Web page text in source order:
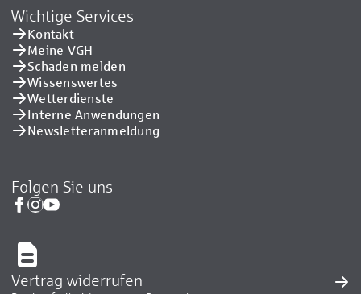
Wichtige Services
Kontakt
Meine VGH
Schaden melden
Wissenswertes
Wetterdienste
Interne Anwendungen
Newsletteranmeldung
Folgen Sie uns
Vertrag widerrufen